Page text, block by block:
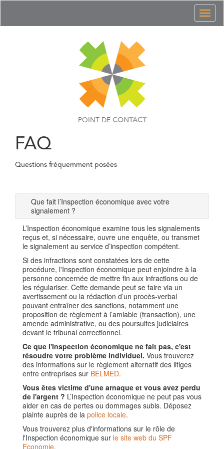
POINT DE CONTACT
FAQ
Questions fréquemment posées
Que fait l’Inspection économique avec votre
signalement ?
L’Inspection économique examine tous les signalements
reçus et, si nécessaire, ouvre une enquête, ou transmet
le signalement au service d’inspection compétent.
Si des infractions sont constatées lors de cette
procédure, l'Inspection économique peut enjoindre à la
personne concernée de mettre fin aux infractions ou de
les régulariser. Cette demande peut se faire via un
avertissement ou la rédaction d’un procès-verbal
pouvant entraîner des sanctions, notamment une
proposition de règlement à l’amiable (transaction), une
amende administrative, ou des poursuites judiciaires
devant le tribunal correctionnel.
Ce que l'Inspection économique ne fait pas, c'est
résoudre votre problème individuel. Vous trouverez
des informations sur le règlement alternatif des litiges
entre entreprises sur BELMED.
Vous êtes victime d'une arnaque et vous avez perdu
de l'argent ? L’Inspection économique ne peut pas vous
aider en cas de pertes ou dommages subis. Déposez
plainte auprès de la police locale.
Vous trouverez plus d'informations sur le rôle de
l'Inspection économique sur le site web du SPF
Economie.